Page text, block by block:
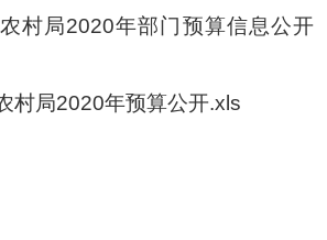
村局2020年部门预算信息公开
村局2020年预算公开.xls